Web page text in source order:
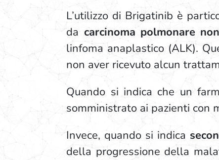
L’utilizzo di Brigatinib è
da carcinoma polmonare
linfoma anaplastico (ALK).
non aver ricevuto alcun
Quando si indica che un
somministrato ai pazienti con
Invece, quando si indica
della progressione della